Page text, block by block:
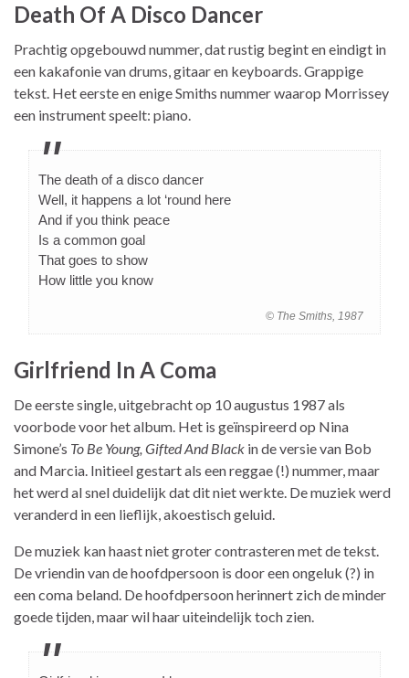
Death Of A Disco Dancer
Prachtig opgebouwd nummer, dat rustig begint en eindigt in
een kakafonie van drums, gitaar en keyboards. Grappige
tekst. Het eerste en enige Smiths nummer waarop Morrissey
een instrument speelt: piano.
The death of a disco dancer
Well, it happens a lot ‘round here
And if you think peace
Is a common goal
That goes to show
How little you know
© The Smiths, 1987
Girlfriend In A Coma
De eerste single, uitgebracht op 10 augustus 1987 als
voorbode voor het album. Het is geïnspireerd op Nina
Simone’s To Be Young, Gifted And Black in de versie van Bob
and Marcia. Initieel gestart als een reggae (!) nummer, maar
het werd al snel duidelijk dat dit niet werkte. De muziek werd
veranderd in een lieflijk, akoestisch geluid.
De muziek kan haast niet groter contrasteren met de tekst.
De vriendin van de hoofdpersoon is door een ongeluk (?) in
een coma beland. De hoofdpersoon herinnert zich de minder
goede tijden, maar wil haar uiteindelijk toch zien.